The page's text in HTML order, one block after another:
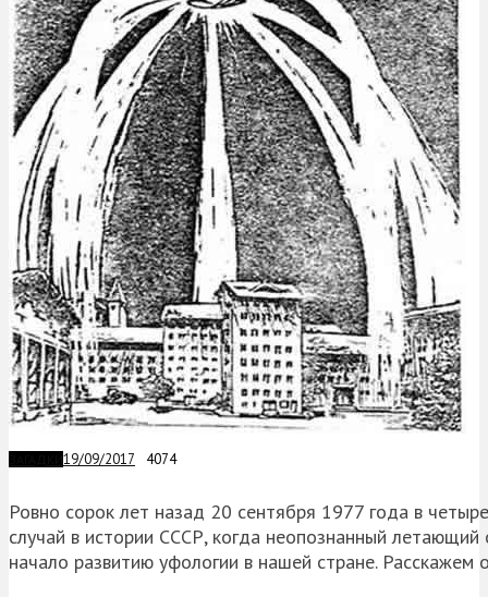
19/09/2017 4074
Ровно сорок лет назад 20 сентября 1977 года в
случай в истории СССР, когда неопознанный
начало развитию уфологии в нашей стране.